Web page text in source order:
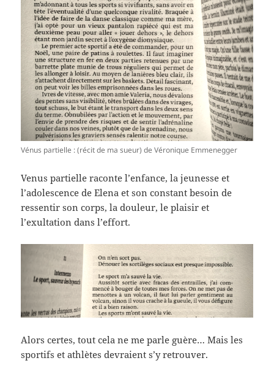
Vénus partielle : (récit de ma sueur) de Véronique Emmenegger
Venus partielle raconte l’enfance, la jeunesse et
l’adolescence de Elena et son constant besoin de
ressentir son corps, la douleur, le plaisir et
l’exultation dans l’effort.
Alors certes, tout cela ne me parle guère… Mais les
sportifs et athlètes devraient s’y retrouver.